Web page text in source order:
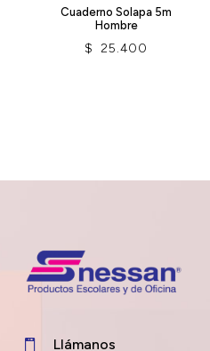
Cuaderno Solapa 5m
Hombre
$ 25.400
 Llámanos